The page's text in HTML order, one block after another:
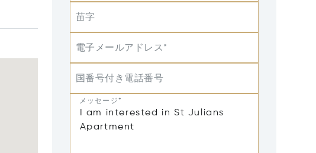
苗字
電子メールアドレス*
国番号付き電話番号
メッセージ*